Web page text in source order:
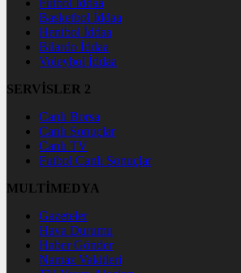
Futbol İddaa
Basketbol İddaa
Hentbol İddaa
Bilardo İddaa
Voleybol İddaa
SERVİSLER 2
Canlı Borsa
Canlı Sonuçlar
Canlı TV
Futbol Canlı Sonuçlar
MULTİMEDYA
Gazeteler
Hava Durumu
Haber Gönder
Namaz Vakitleri